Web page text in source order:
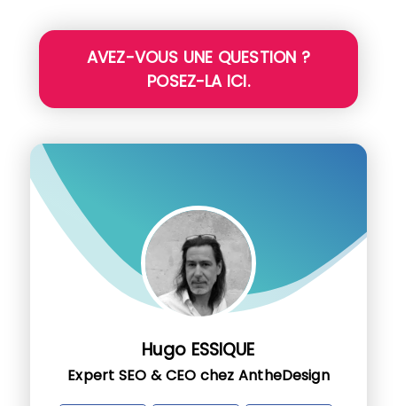
AVEZ-VOUS UNE QUESTION ?
POSEZ-LA ICI.
Hugo ESSIQUE
Expert SEO & CEO chez AntheDesign